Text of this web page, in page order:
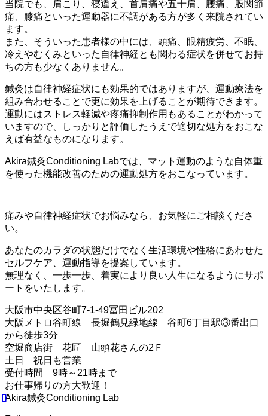
当院でも、肩こり、寝違え、首肩痛や五十肩、腰痛、股関節
痛、膝痛といった運動器に不調がある方が多く来院されてい
ます。
また、そういった患者様の中には、頭痛、眼精疲労、不眠、
冷えやむくみといった自律神経とも関わる症状を併せてお持
ちの方も少なくありません。
鍼灸は自律神経症状にも効果的ではありますが、運動療法を
組み合わせることで更に効果を上げることが期待できます。
運動にはストレス軽減や疼痛抑制作用もあることがわかって
いますので、しっかりと評価したうえで適切な処方をおこな
えば有益なものになります。
Akira鍼灸Conditioning Labでは、マット運動のような自体重
を使った機能改善のための運動処方をおこなっています。
痛みや自律神経症状でお悩みなら、お気軽にご相談くださ
い。
あなたのカラダの状態だけでなく生活環境や性格にあわせた
セルフケア、運動指導を提案しています。
無理なく、一歩一歩、着実により良い人生になるようにサポ
ートをいたします。
大阪市中央区谷町7-1-49冨田ビル202
大阪メトロ谷町線 長堀鶴見緑地線 谷町6丁目駅③番出口
から徒歩3分
空堀商店街 花匠 山頭花さんの2Ｆ
土日 祝日も営業
受付時間 9時～21時まで
お仕事帰りの方大歓迎！
Akira鍼灸Conditioning Lab